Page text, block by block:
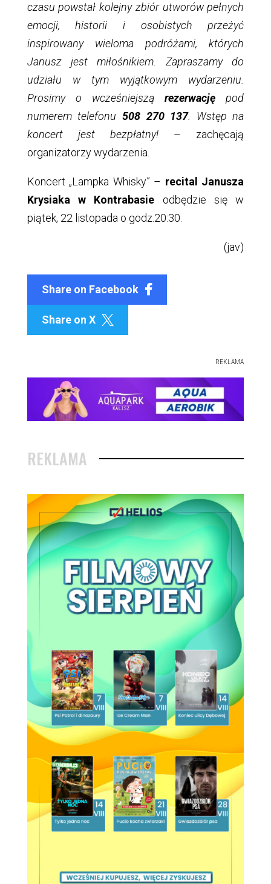
czasu powstał kolejny zbiór utworów pełnych
emocji, historii i osobistych przeżyć
inspirowany wieloma podróżami, których
Janusz jest miłośnikiem. Zapraszamy do
udziału w tym wyjątkowym wydarzeniu.
Prosimy o wcześniejsząrezerwację pod
numerem telefonu 508 270 137. Wstęp na
koncert jest bezpłatny! – zachęcają
organizatorzy wydarzenia.
Koncert „Lampka Whisky” – recital Janusza
Krysiaka w Kontrabasie odbędzie się w
piątek, 22 listopada o godz.20:30.
(jav)
Share on Facebook
Share on X 
REKLAMA
REKLAMA